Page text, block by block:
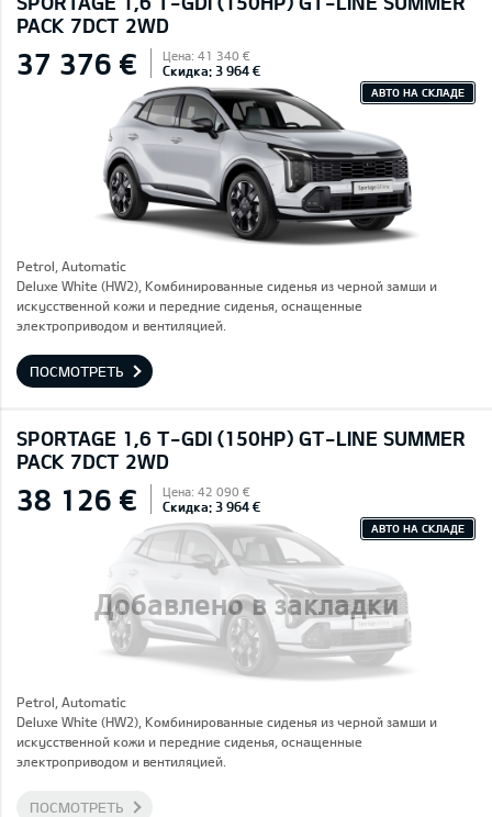
PACK 7DCT 2WD
37 376 € Цена: 41 340 €
Скидка: 3 964 €
АВТО НА СКЛАДЕ
Petrol, Automatic
Deluxe White (HW2), Комбинированные сиденья из черной замши и
искусственной кожи и передние сиденья, оснащенные
электроприводом и вентиляцией.
ПОСМОТРЕТЬ
SPORTAGE 1,6 T-GDI (150HP) GT-LINE SUMMER
PACK 7DCT 2WD
Добавлено в закладки
38 126 € Цена: 42 090 €
Скидка: 3 964 €
АВТО НА СКЛАДЕ
Petrol, Automatic
Deluxe White (HW2), Комбинированные сиденья из черной замши и
искусственной кожи и передние сиденья, оснащенные
электроприводом и вентиляцией.
ПОСМОТРЕТЬ